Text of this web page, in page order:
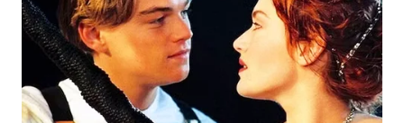
WN
SUKABUMI
WN
PURWAKARTA